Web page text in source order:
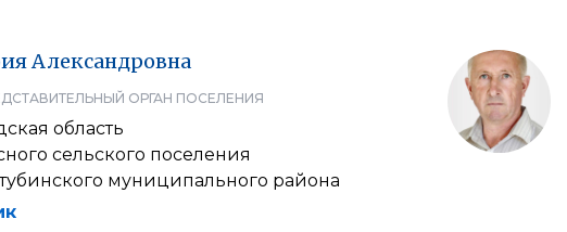
Александровна
ОРГАН ПОСЕЛЕНИЯ
область
сельского поселения
муниципального района